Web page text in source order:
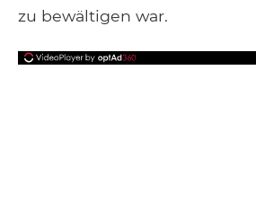
zu bewältigen war.